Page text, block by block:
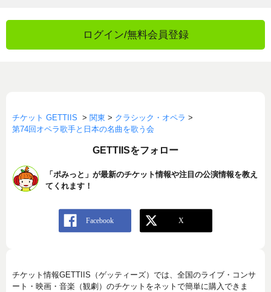
ログイン/無料会員登録
チケット GETTIIS > 関東 > クラシック・オペラ >
第74回オペラ歌手と日本の名曲を歌う会
GETTIISをフォロー
「ポみっと」が最新のチケット情報や注目の公演情報を教え
てくれます！
チケット情報GETTIIS（ゲッティーズ）では、全国のライブ・コンサ
ート・映画・音楽（観劇）のチケットをネットで簡単に購入できま